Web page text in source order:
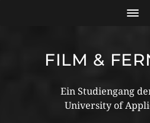
FILM &
Ein Studiengang
University of